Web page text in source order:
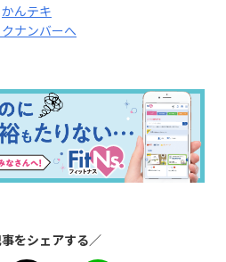
かんテキ
ナンバーへ
をシェアする／